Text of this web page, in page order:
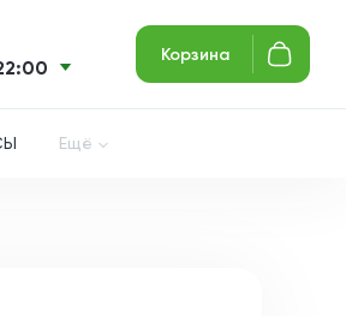
Корзина
Ещё